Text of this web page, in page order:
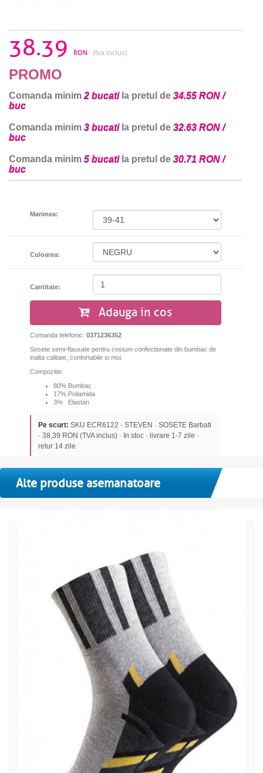
38.39 RON (tva inclus)
PROMO
Comanda minim2 bucatila pretul de 34.55 RON /
buc
Comanda minim 3 bucatila pretul de 32.63 RON /
buc
Comanda minim 5 bucatila pretul de 30.71 RON /
buc
Marimea:
Culoarea:
Cantitate:
Adauga in cos
Comanda telefonic: 0371236352
Sosete semi-flausate pentru costum confectionate din bumbac de
inalta calitate, confortabile si moi.
Compozitie:
80% Bumbac
17% Poliamida
3% Elastan
Pe scurt: SKU ECR6122 · STEVEN · SOSETE Barbati
· 38,39 RON (TVA inclus) · In stoc · livrare 1-7 zile ·
retur 14 zile
Alte produse asemanatoare